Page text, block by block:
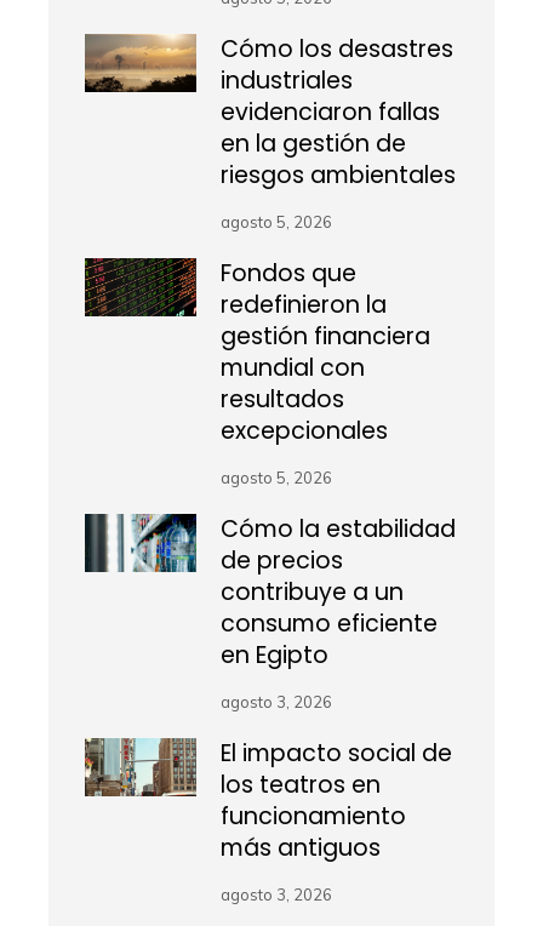
Cómo los desastres
industriales
evidenciaron fallas
en la gestión de
riesgos ambientales
agosto 5, 2026
Fondos que
redefinieron la
gestión financiera
mundial con
resultados
excepcionales
agosto 5, 2026
Cómo la estabilidad
de precios
contribuye a un
consumo eficiente
en Egipto
agosto 3, 2026
El impacto social de
los teatros en
funcionamiento
más antiguos
agosto 3, 2026